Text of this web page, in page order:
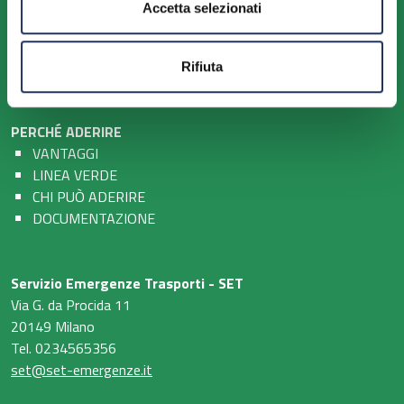
Accetta selezionati
Rifiuta
SOGGETTI DEL SET
PERCHÉ ADERIRE
VANTAGGI
LINEA VERDE
CHI PUÒ ADERIRE
DOCUMENTAZIONE
Servizio Emergenze Trasporti - SET
Via G. da Procida 11
20149 Milano
Tel. 0234565356
set@set-emergenze.it